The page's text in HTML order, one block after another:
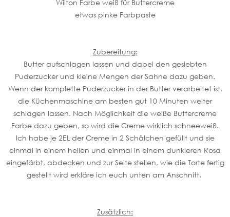
Wilton Farbe weiß für Buttercreme
etwas pinke Farbpaste
Zubereitung:
Butter aufschlagen lassen und dabei den gesiebten
Puderzucker und kleine Mengen der Sahne dazu geben.
Wenn der komplette Puderzucker in der Butter verarbeitet ist,
die Küchenmaschine am besten gut 10 Minuten weiter
schlagen lassen. Nach Möglichkeit die weiße Buttercreme
Farbe dazu geben, so wird die Creme wirklich schneeweiß.
Ich habe je 2EL der Creme in 2 Schälchen gefüllt und sie
einmal in einem hellen und einmal in einem dunkleren Rosa
eingefärbt, abdecken und zur Seite stellen, wie die Torte fertig
gestellt wird erkläre ich euch unten am Anschnitt.
Zusätzlich: